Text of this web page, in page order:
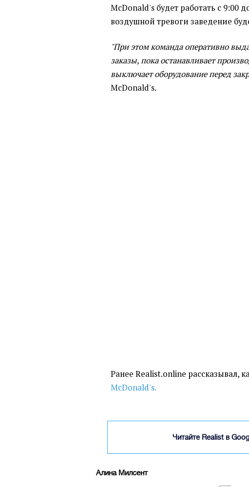
McDonald's будет работать с 9:00
воздушной тревоги заведение
"При этом команда оперативно
заказы, пока останавливает
выключает оборудование перед
McDonald's.
Ранее Realist.online рассказывал,
McDonald's.
Читайте Realist в
Алина Милсент